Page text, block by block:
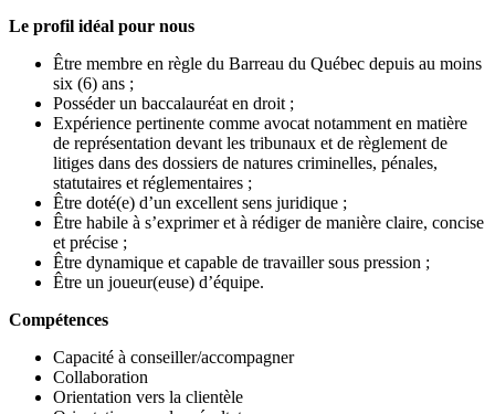
Le profil idéal pour nous
Être membre en règle du Barreau du Québec depuis au moins
six (6) ans ;
Posséder un baccalauréat en droit ;
Expérience pertinente comme avocat notamment en matière
de représentation devant les tribunaux et de règlement de
litiges dans des dossiers de natures criminelles, pénales,
statutaires et réglementaires ;
Être doté(e) d’un excellent sens juridique ;
Être habile à s’exprimer et à rédiger de manière claire, concise
et précise ;
Être dynamique et capable de travailler sous pression ;
Être un joueur(euse) d’équipe.
Compétences
Capacité à conseiller/accompagner
Collaboration
Orientation vers la clientèle